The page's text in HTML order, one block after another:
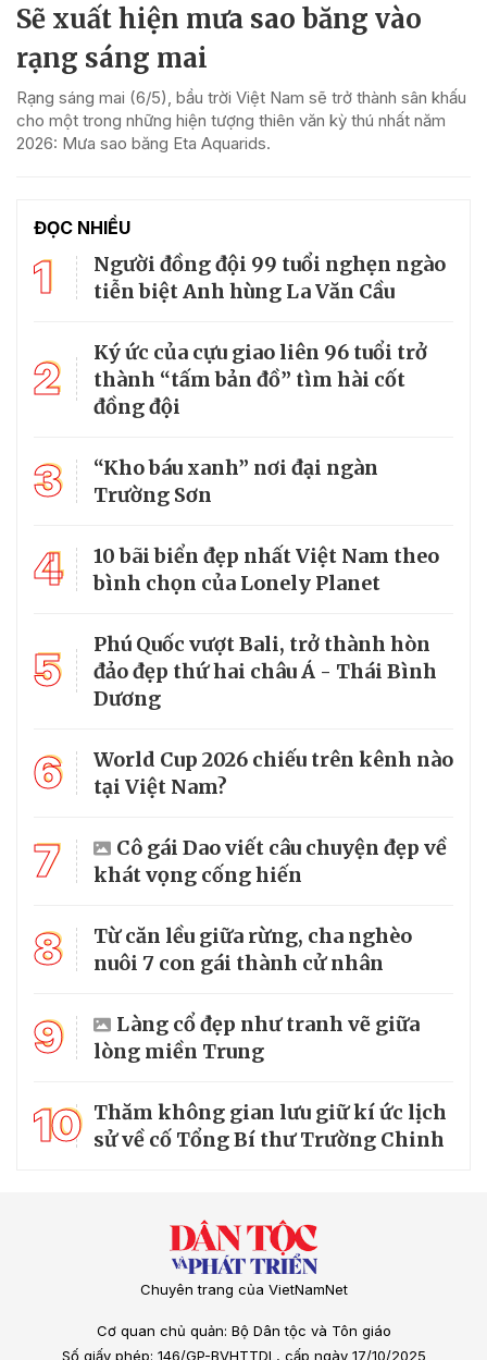
Sẽ xuất hiện mưa sao băng vào
rạng sáng mai
Rạng sáng mai (6/5), bầu trời Việt Nam sẽ trở thành sân khấu
cho một trong những hiện tượng thiên văn kỳ thú nhất năm
2026: Mưa sao băng Eta Aquarids.
ĐỌC NHIỀU
1
Người đồng đội 99 tuổi nghẹn ngào
tiễn biệt Anh hùng La Văn Cầu
2
Ký ức của cựu giao liên 96 tuổi trở
thành “tấm bản đồ” tìm hài cốt
đồng đội
3
“Kho báu xanh” nơi đại ngàn
Trường Sơn
4
10 bãi biển đẹp nhất Việt Nam theo
bình chọn của Lonely Planet
5
Phú Quốc vượt Bali, trở thành hòn
đảo đẹp thứ hai châu Á - Thái Bình
Dương
6
World Cup 2026 chiếu trên kênh nào
tại Việt Nam?
7
Cô gái Dao viết câu chuyện đẹp về
khát vọng cống hiến
8
Từ căn lều giữa rừng, cha nghèo
nuôi 7 con gái thành cử nhân
9
Làng cổ đẹp như tranh vẽ giữa
lòng miền Trung
10 Thăm không gian lưu giữ kí ức lịch
sử về cố Tổng Bí thư Trường Chinh
Chuyên trang của VietNamNet
Cơ quan chủ quản: Bộ Dân tộc và Tôn giáo
Số giấy phép: 146/GP-BVHTTDL, cấp ngày 17/10/2025